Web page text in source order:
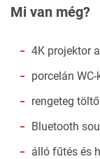
Mi van még?
4K projektor
porcelán WC-
rengeteg
Bluetooth
álló fűtés és